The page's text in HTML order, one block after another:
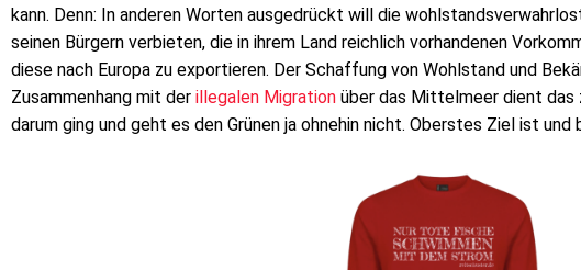
kann. Denn: In anderen Worten ausgedrückt will die
seinen Bürgern verbieten, die in ihrem Land reichlich vorhandenen
diese nach Europa zu exportieren. Der Schaffung von Wohlstand und
Zusammenhang mit der illegalen Migration über das Mittelmeer dient das
darum ging und geht es den Grünen ja ohnehin nicht. Oberstes Ziel ist